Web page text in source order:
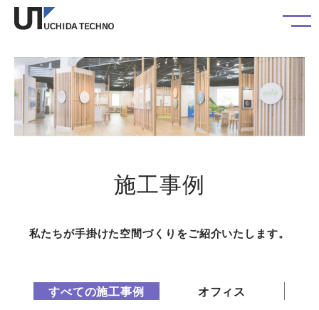
施工事例
私たちが手掛けた空間づくりをご紹介いたします。
すべての施工事例
オフィス